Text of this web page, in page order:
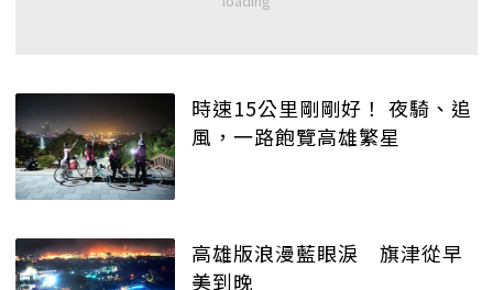
時速15公里剛剛好！ 夜騎、追
風，一路飽覽高雄繁星
高雄版浪漫藍眼淚 旗津從早
美到晚